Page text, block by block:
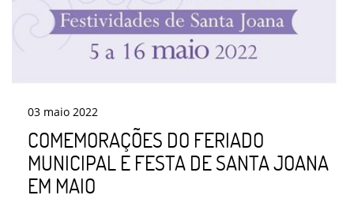
03 maio 2022
COMEMORAÇÕES DO FERIADO
MUNICIPAL E FESTA DE SANTA JOANA
EM MAIO